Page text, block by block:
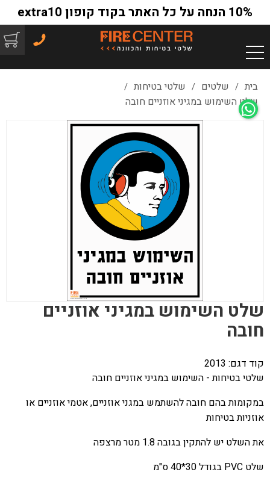
10% הנחה על כל האתר בקוד קופון extra10
בית / שלטים / שלטי בטיחות /
שלט השימוש במגיני אוזניים חובה
שלט השימוש במגיני אוזניים
חובה
קוד דגם: 2013
שלטי בטיחות - השימוש במגיני אוזניים חובה
במקומות בהם חובה להשתמש במגני אוזניים, אטמי אוזניים או
אוזניות בטיחות
את השלט יש להתקין בגובה 1.8 מטר מרצפה
שלט PVC בגודל 30*40 ס"מ